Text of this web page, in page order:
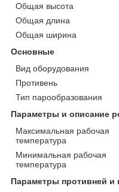
Общая высота
Общая длина
Общая ширина
Основные
Вид оборудования
Противень
Тип парообразования
Параметры и описание
Максимальная рабочая
температура
Минимальная рабочая
температура
Параметры противней и